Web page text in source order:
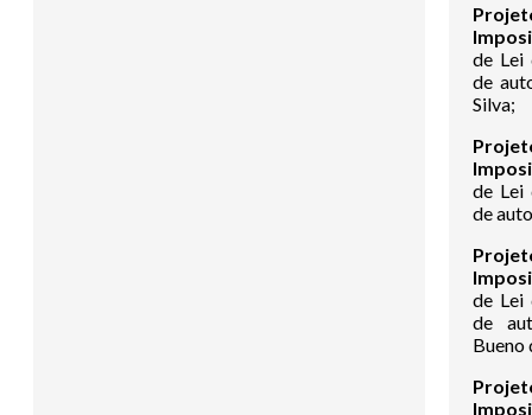
de Lei
de
Silva;
de Lei
de
de Lei
de
Bueno